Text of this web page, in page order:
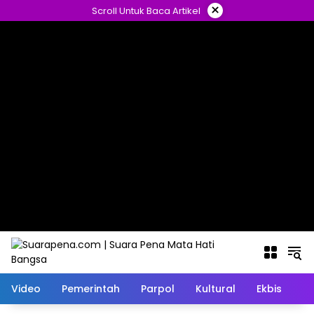
ke
Scroll Untuk Baca Artikel ×
Video Pemerintah Parpol Kultural Ekbis